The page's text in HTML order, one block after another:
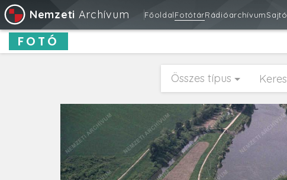
Nemzeti Archívum FőoldalFotótárRádióarchívum
FOTÓ
Összes típus